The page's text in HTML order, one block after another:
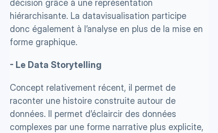
décision grâce à une représentation
hiérarchisante. La datavisualisation participe
donc également à l’analyse en plus de la mise en
forme graphique.
- Le Data Storytelling
Concept relativement récent, il permet de
raconter une histoire construite autour de
données. Il permet d’éclaircir des données
complexes par une forme narrative plus explicite,